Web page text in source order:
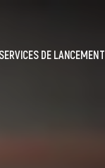
SERVICES DE LANCEMENT